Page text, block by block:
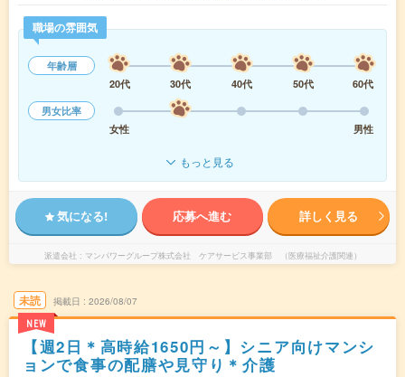
職場の雰囲気
年齢層
20代
30代 40代 50代
60代
男女比率
女性
男性
もっと見る
気になる! 応募へ進む 詳しく見る
派遣会社 マンパワーグループ株式会社 ケアサービス事業部 （医療福祉介護関連）
未読
NEW
掲載日 2026/08/07
【週2日＊高時給1650円～】シニア向けマンシ
ョンで食事の配膳や見守り＊介護